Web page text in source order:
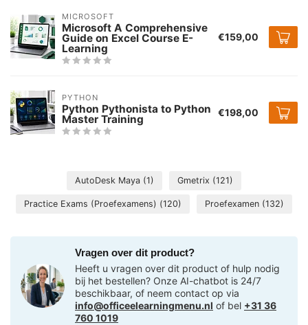
MICROSOFT
Microsoft A Comprehensive
Guide on Excel Course E-
Learning
€159,00
PYTHON
Python Pythonista to Python
Master Training €198,00
AutoDesk Maya (1) Gmetrix (121)
Practice Exams (Proefexamens) (120) Proefexamen (132)
Vragen over dit product?
Heeft u vragen over dit product of hulp nodig
bij het bestellen? Onze AI-chatbot is 24/7
beschikbaar, of neem contact op via
info@officeelearningmenu.nl of bel +31 36
760 1019